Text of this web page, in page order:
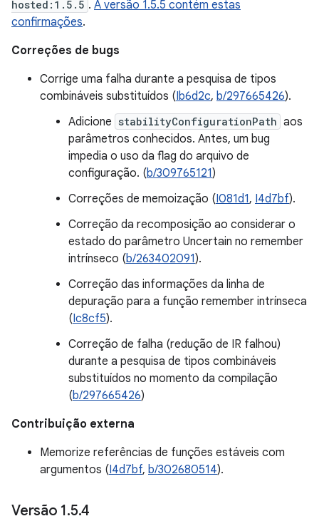
hosted:1.5.5 . A versão 1.5.5 contém estas
confirmações.
Correções de bugs
Corrige uma falha durante a pesquisa de tipos
combináveis substituídos (Ib6d2c, b/297665426).
Adicione stabilityConfigurationPath aos
parâmetros conhecidos. Antes, um bug
impedia o uso da flag do arquivo de
configuração. (b/309765121)
Correções de memoização (I081d1, I4d7bf).
Correção da recomposição ao considerar o
estado do parâmetro Uncertain no remember
intrínseco (b/263402091).
Correção das informações da linha de
depuração para a função remember intrínseca
(Ic8cf5).
Correção de falha (redução de IR falhou)
durante a pesquisa de tipos combináveis
substituídos no momento da compilação
(b/297665426)
Contribuição externa
Memorize referências de funções estáveis com
argumentos (I4d7bf, b/302680514).
Versão 1.5.4